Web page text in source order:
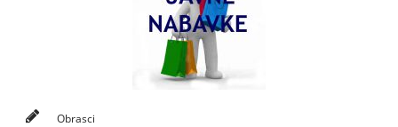
Obrasci